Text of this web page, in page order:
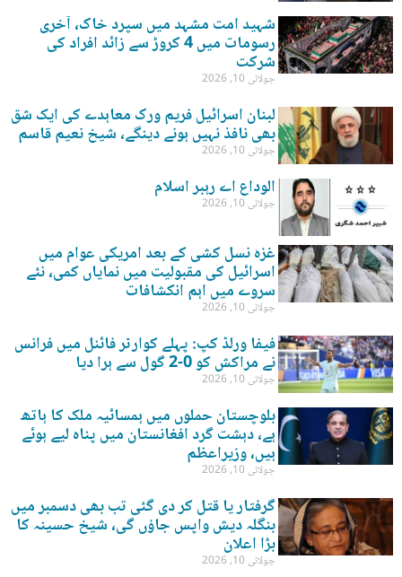
شہید امت مشہد میں سپرد خاک، آخری
رسومات میں 4 کروڑ سے زائد افراد کی
شرکت
جولائی 10, 2026
لبنان اسرائیل فریم ورک معاہدے کی ایک شق
بھی نافذ نہیں ہونے دینگے، شیخ نعیم قاسم
جولائی 10, 2026
الوداع اے رہبر اسلام
جولائی 10, 2026
غزہ نسل کشی کے بعد امریکی عوام میں
اسرائیل کی مقبولیت میں نمایاں کمی، نئے
سروے میں اہم انکشافات
جولائی 10, 2026
فیفا ورلڈ کپ: پہلے کوارٹر فائنل میں فرانس
نے مراکش کو 0-2 گول سے ہرا دیا
جولائی 10, 2026
بلوچستان حملوں میں ہمسائیہ ملک کا ہاتھ
ہے، دہشت گرد افغانستان میں پناہ لیے ہوئے
ہیں، وزیراعظم
جولائی 10, 2026
گرفتار یا قتل کر دی گئی تب بھی دسمبر میں
بنگلہ دیش واپس جاؤں گی، شیخ حسینہ کا
بڑا اعلان
جولائی 10, 2026